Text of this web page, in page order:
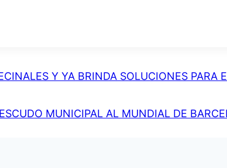
Y YA BRINDA SOLUCIONES PARA
MUNICIPAL AL MUNDIAL DE